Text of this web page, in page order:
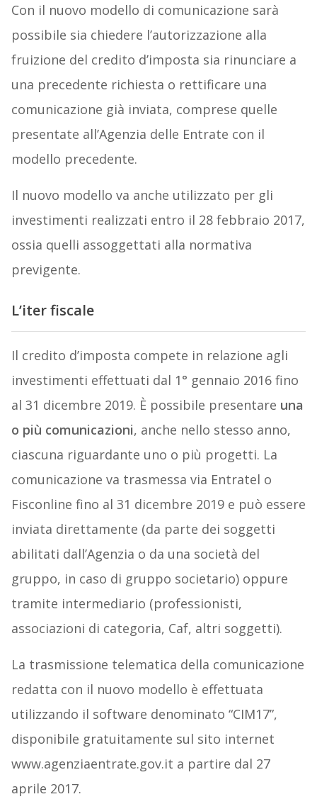
Con il nuovo modello di comunicazione sarà
possibile sia chiedere l’autorizzazione alla
fruizione del credito d’imposta sia rinunciare a
una precedente richiesta o rettificare una
comunicazione già inviata, comprese quelle
presentate all’Agenzia delle Entrate con il
modello precedente.
Il nuovo modello va anche utilizzato per gli
investimenti realizzati entro il 28 febbraio 2017,
ossia quelli assoggettati alla normativa
previgente.
L’iter fiscale
Il credito d’imposta compete in relazione agli
investimenti effettuati dal 1° gennaio 2016 fino
al 31 dicembre 2019. È possibile presentare una
o più comunicazioni, anche nello stesso anno,
ciascuna riguardante uno o più progetti. La
comunicazione va trasmessa via Entratel o
Fisconline fino al 31 dicembre 2019 e può essere
inviata direttamente (da parte dei soggetti
abilitati dall’Agenzia o da una società del
gruppo, in caso di gruppo societario) oppure
tramite intermediario (professionisti,
associazioni di categoria, Caf, altri soggetti).
La trasmissione telematica della comunicazione
redatta con il nuovo modello è effettuata
utilizzando il software denominato “CIM17”,
disponibile gratuitamente sul sito internet
www.agenziaentrate.gov.it a partire dal 27
aprile 2017.